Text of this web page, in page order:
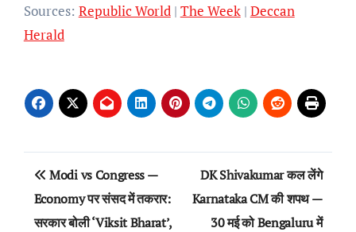
Sources: Republic World| The Week| Deccan
Herald
Post
navigation
Modi vs Congress —
Economy पर संसद में तकरार:
सरकार बोली ‘Viksit Bharat’,
DK Shivakumar कल लेंगे
Karnataka CM की शपथ —
30 मई को Bengaluru में